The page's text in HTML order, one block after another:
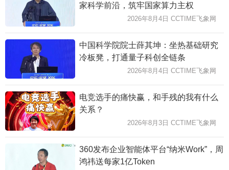
家科学前沿，筑牢国家算力主权
2026年8月4日 CCTIME飞象网
中国科学院院士薛其坤：坐热基础研究
冷板凳，打通量子科创全链条
2026年8月4日 CCTIME飞象网
电竞选手的痛快赢，和手残的我有什么
关系？
2026年8月3日 CCTIME飞象网
360发布企业智能体平台“纳米Work”，周
鸿祎送每家1亿Token